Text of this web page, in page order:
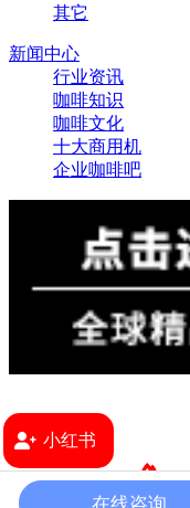
其它
新闻中心
行业资讯
咖啡知识
咖啡文化
十大商用机
企业咖啡吧
小红书
2024 版权所有 ©上海
在线咨询